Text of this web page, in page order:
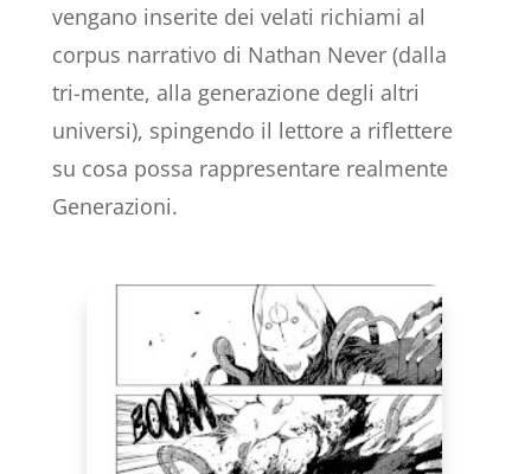
vengano inserite dei velati richiami al
corpus narrativo di Nathan Never (dalla
tri-mente, alla generazione degli altri
universi), spingendo il lettore a riflettere
su cosa possa rappresentare realmente
Generazioni.